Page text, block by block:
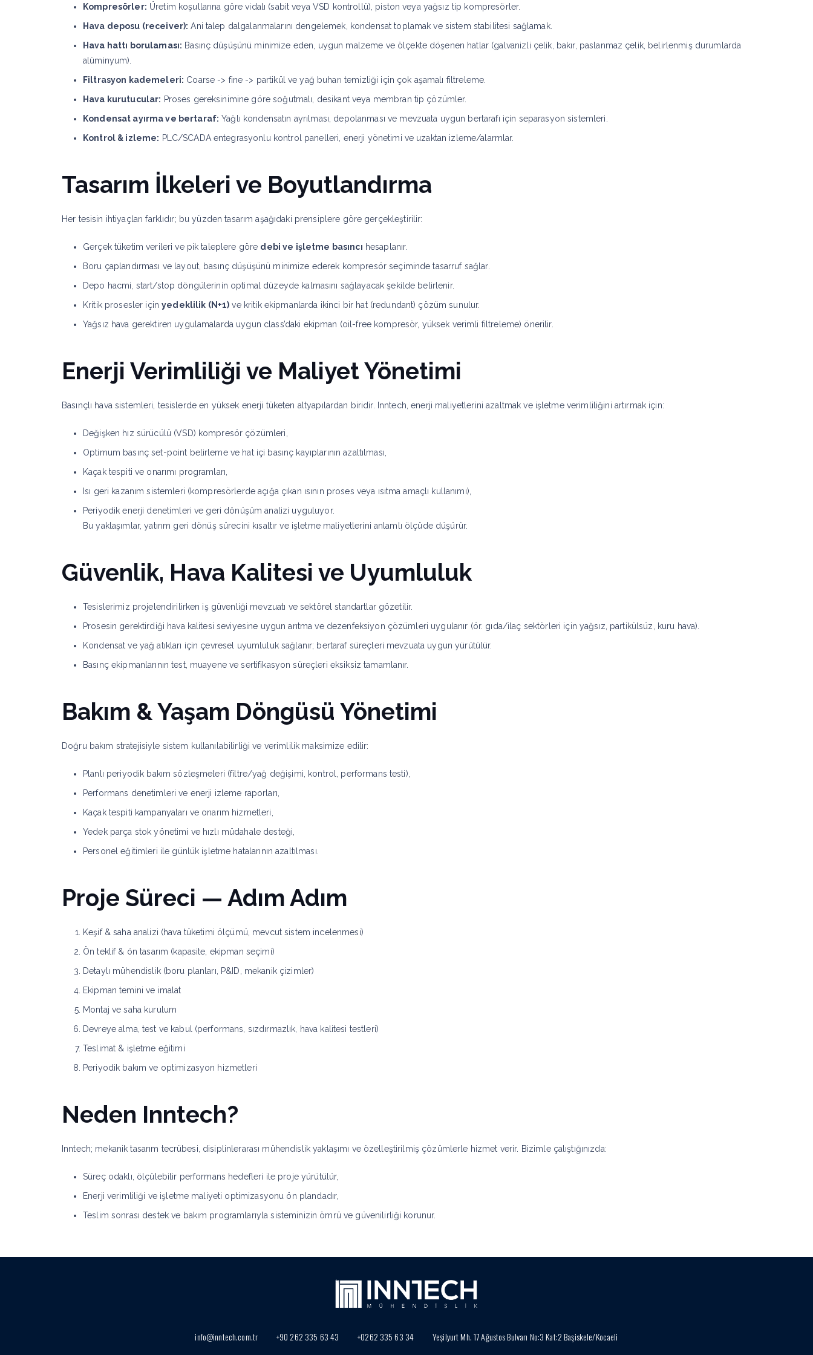
Kompresörler: Üretim koşullarına göre vidalı (sabit veya VSD kontrollü), piston veya yağsız tip kompresörler.
Hava deposu (receiver): Ani talep dalgalanmalarını dengelemek, kondensat toplamak ve sistem stabilitesi sağlamak.
Hava hattı borulaması: Basınç düşüşünü minimize eden, uygun malzeme ve ölçekte döşenen hatlar (galvanizli çelik, bakır, paslanmaz çelik, belirlenmiş durumlarda
alüminyum).
Filtrasyon kademeleri: Coarse -> fine -> partikül ve yağ buharı temizliği için çok aşamalı filtreleme.
Hava kurutucular: Proses gereksinimine göre soğutmalı, desikant veya membran tip çözümler.
Kondensat ayırma ve bertaraf: Yağlı kondensatın ayrılması, depolanması ve mevzuata uygun bertarafı için separasyon sistemleri.
Kontrol & izleme: PLC/SCADA entegrasyonlu kontrol panelleri, enerji yönetimi ve uzaktan izleme/alarmlar.
Tasarım İlkeleri ve Boyutlandırma
Her tesisin ihtiyaçları farklıdır; bu yüzden tasarım aşağıdaki prensiplere göre gerçekleştirilir:
Gerçek tüketim verileri ve pik taleplere göre debi ve işletme basıncı hesaplanır.
Boru çaplandırması ve layout, basınç düşüşünü minimize ederek kompresör seçiminde tasarruf sağlar.
Depo hacmi, start/stop döngülerinin optimal düzeyde kalmasını sağlayacak şekilde belirlenir.
Kritik prosesler içinyedeklilik (N+1) ve kritik ekipmanlarda ikinci bir hat (redundant) çözüm sunulur.
Yağsız hava gerektiren uygulamalarda uygun class’daki ekipman (oil-free kompresör, yüksek verimli filtreleme) önerilir.
Enerji Verimliliği ve Maliyet Yönetimi
Basınçlı hava sistemleri, tesislerde en yüksek enerji tüketen altyapılardan biridir. Inntech, enerji maliyetlerini azaltmak ve işletme verimliliğini artırmak için:
Değişken hız sürücülü (VSD) kompresör çözümleri,
Optimum basınç set-point belirleme ve hat içi basınç kayıplarının azaltılması,
Kaçak tespiti ve onarımı programları,
Isı geri kazanım sistemleri (kompresörlerde açığa çıkan ısının proses veya ısıtma amaçlı kullanımı),
Periyodik enerji denetimleri ve geri dönüşüm analizi uyguluyor.
Bu yaklaşımlar, yatırım geri dönüş sürecini kısaltır ve işletme maliyetlerini anlamlı ölçüde düşürür.
Güvenlik, Hava Kalitesi ve Uyumluluk
Tesislerimiz projelendirilirken iş güvenliği mevzuatı ve sektörel standartlar gözetilir.
Prosesin gerektirdiği hava kalitesi seviyesine uygun arıtma ve dezenfeksiyon çözümleri uygulanır (ör. gıda/ilaç sektörleri için yağsız, partikülsüz, kuru hava).
Kondensat ve yağ atıkları için çevresel uyumluluk sağlanır; bertaraf süreçleri mevzuata uygun yürütülür.
Basınç ekipmanlarının test, muayene ve sertifikasyon süreçleri eksiksiz tamamlanır.
Bakım & Yaşam Döngüsü Yönetimi
Doğru bakım stratejisiyle sistem kullanılabilirliği ve verimlilik maksimize edilir:
Planlı periyodik bakım sözleşmeleri (filtre/yağ değişimi, kontrol, performans testi),
Performans denetimleri ve enerji izleme raporları,
Kaçak tespiti kampanyaları ve onarım hizmetleri,
Yedek parça stok yönetimi ve hızlı müdahale desteği,
Personel eğitimleri ile günlük işletme hatalarının azaltılması.
Proje Süreci — Adım Adım
Keşif & saha analizi (hava tüketimi ölçümü, mevcut sistem incelenmesi)
Ön teklif & ön tasarım (kapasite, ekipman seçimi)
Detaylı mühendislik (boru planları, P&ID, mekanik çizimler)
Ekipman temini ve imalat
Montaj ve saha kurulum
Devreye alma, test ve kabul (performans, sızdırmazlık, hava kalitesi testleri)
Teslimat & işletme eğitimi
Periyodik bakım ve optimizasyon hizmetleri
Neden Inntech?
Inntech; mekanik tasarım tecrübesi, disiplinlerarası mühendislik yaklaşımı ve özelleştirilmiş çözümlerle hizmet verir. Bizimle çalıştığınızda:
Süreç odaklı, ölçülebilir performans hedefleri ile proje yürütülür,
Enerji verimliliği ve işletme maliyeti optimizasyonu ön plandadır,
Teslim sonrası destek ve bakım programlarıyla sisteminizin ömrü ve güvenilirliği korunur.
info@inntech.com.tr +90 262 335 63 43 +0262 335 63 34 Yeşilyurt Mh. 17 Ağustos Bulvarı No:3 Kat:2 Başiskele/Kocaeli